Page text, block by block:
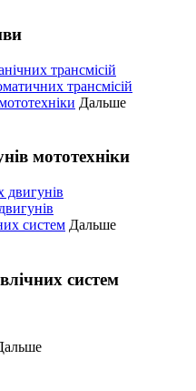
трансмісій
трансмісій
Дальше
мототехніки
двигунів
систем Дальше
систем